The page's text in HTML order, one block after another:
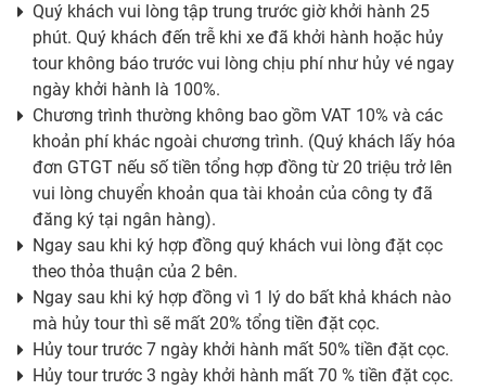
Quý khách vui lòng tập trung trước giờ khởi hành 25
phút. Quý khách đến trễ khi xe đã khởi hành hoặc hủy
tour không báo trước vui lòng chịu phí như hủy vé ngay
ngày khởi hành là 100%.
Chương trình thường không bao gồm VAT 10% và các
khoản phí khác ngoài chương trình. (Quý khách lấy hóa
đơn GTGT nếu số tiền tổng hợp đồng từ 20 triệu trở lên
vui lòng chuyển khoản qua tài khoản của công ty đã
đăng ký tại ngân hàng).
Ngay sau khi ký hợp đồng quý khách vui lòng đặt cọc
theo thỏa thuận của 2 bên.
Ngay sau khi ký hợp đồng vì 1 lý do bất khả khách nào
mà hủy tour thì sẽ mất 20% tổng tiền đặt cọc.
Hủy tour trước 7 ngày khởi hành mất 50% tiền đặt cọc.
Hủy tour trước 3 ngày khởi hành mất 70 % tiền đặt cọc.